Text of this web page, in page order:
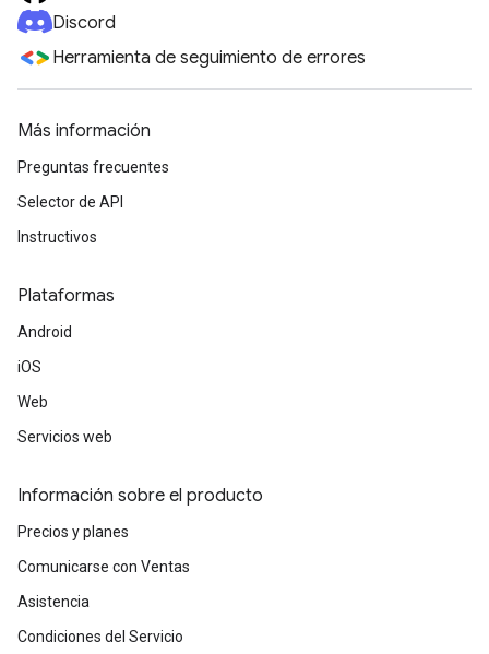
Discord
Herramienta de seguimiento de errores
Más información
Preguntas frecuentes
Selector de API
Instructivos
Plataformas
Android
iOS
Web
Servicios web
Información sobre el producto
Precios y planes
Comunicarse con Ventas
Asistencia
Condiciones del Servicio